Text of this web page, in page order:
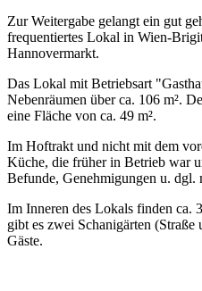
Zur Weitergabe gelangt ein gut
frequentiertes Lokal in Wien-
Hannovermarkt.
Das Lokal mit Betriebsart
Nebenräumen über ca. 106 m².
eine Fläche von ca. 49 m².
Im Hoftrakt und nicht mit dem
Küche, die früher in Betrieb war
Befunde, Genehmigungen u. dgl.
Im Inneren des Lokals finden ca.
gibt es zwei Schanigärten
Gäste.